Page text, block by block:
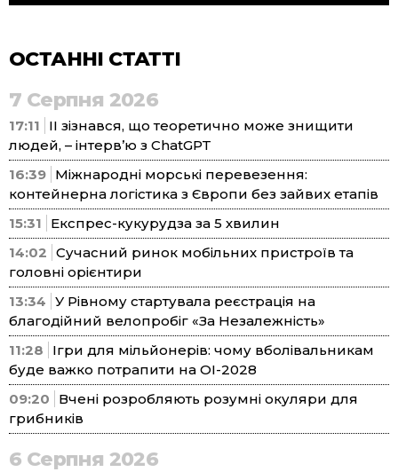
ОСТАННІ СТАТТІ
7 Серпня 2026
17:11
ІІ зізнався, що теоретично може знищити
людей, – інтерв’ю з ChatGPT
16:39 Міжнародні морські перевезення:
контейнерна логістика з Європи без зайвих етапів
15:31
Експрес-кукурудза за 5 хвилин
14:02 Сучасний ринок мобільних пристроїв та
головні орієнтири
13:34 У Рівному стартувала реєстрація на
благодійний велопробіг «За Незалежність»
11:28
Ігри для мільйонерів: чому вболівальникам
буде важко потрапити на ОІ-2028
09:20
Вчені розробляють розумні окуляри для
грибників
6 Серпня 2026